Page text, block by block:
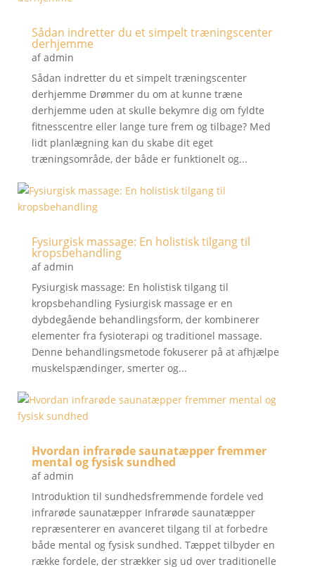
Sådan indretter du et simpelt træningscenter
derhjemme
afadmin
Sådan indretter du et simpelt træningscenter
derhjemme Drømmer du om at kunne træne
derhjemme uden at skulle bekymre dig om fyldte
fitnesscentre eller lange ture frem og tilbage? Med
lidt planlægning kan du skabe dit eget
træningsområde, der både er funktionelt og...
Fysiurgisk massage: En holistisk tilgang til
kropsbehandling
afadmin
Fysiurgisk massage: En holistisk tilgang til
kropsbehandling Fysiurgisk massage er en
dybdegående behandlingsform, der kombinerer
elementer fra fysioterapi og traditionel massage.
Denne behandlingsmetode fokuserer på at afhjælpe
muskelspændinger, smerter og...
Hvordan infrarøde saunatæpper fremmer
mental og fysisk sundhed
afadmin
Introduktion til sundhedsfremmende fordele ved
infrarøde saunatæpper Infrarøde saunatæpper
repræsenterer en avanceret tilgang til at forbedre
både mental og fysisk sundhed. Tæppet tilbyder en
række fordele, der strækker sig ud over traditionelle